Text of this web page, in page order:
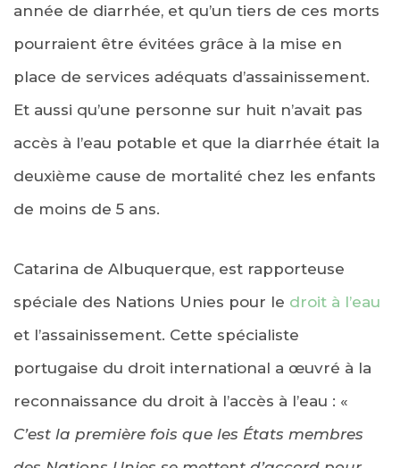
année de diarrhée, et qu’un tiers de ces morts
pourraient être évitées grâce à la mise en
place de services adéquats d’assainissement.
Et aussi qu’une personne sur huit n’avait pas
accès à l’eau potable et que la diarrhée était la
deuxième cause de mortalité chez les enfants
de moins de 5 ans.
Catarina de Albuquerque, est rapporteuse
spéciale des Nations Unies pour le droit à l’eau
et l’assainissement. Cette spécialiste
portugaise du droit international a œuvré à la
reconnaissance du droit à l’accès à l’eau : «
C’est la première fois que les États membres